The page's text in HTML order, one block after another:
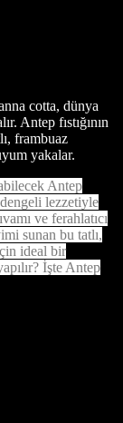
cotta, dünya
Antep fıstığının
frambuaz
yakalar.
Antep
lezzetiyle
ve ferahlatıcı
sunan bu tatlı,
ideal bir
İşte Antep